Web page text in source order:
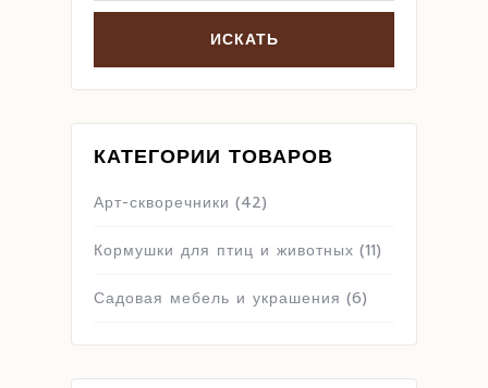
КАТЕГОРИИ ТОВАРОВ
Арт-скворечники (42)
Кормушки для птиц и животных (11)
Садовая мебель и украшения (6)